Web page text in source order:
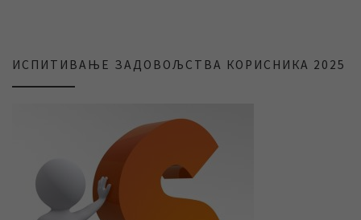
ИСПИТИВАЊЕ ЗАДОВОЉСТВА КОРИСНИКА 2025